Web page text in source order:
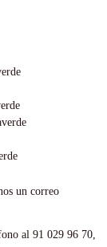
un correo
al 91 029 96 70,